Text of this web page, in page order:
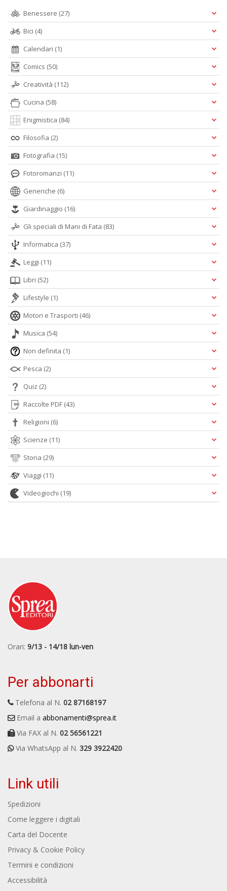
Benessere (27)
Bici (4)
Calendari (1)
Comics (50)
Creatività (112)
Cucina (58)
Enigmistica (84)
Filosofia (2)
Fotografia (15)
Fotoromanzi (11)
Generiche (6)
Giardinaggio (16)
Gli speciali di Mani di Fata (83)
Informatica (37)
Leggi (11)
Libri (52)
Lifestyle (1)
Motori e Trasporti (46)
Musica (54)
Non definita (1)
Pesca (2)
Quiz (2)
Raccolte PDF (43)
Religioni (6)
Scienze (11)
Storia (29)
Viaggi (11)
Videogiochi (19)
Orari: 9/13 - 14/18 lun-ven
Per abbonarti
Telefona al N. 02 87168197
Email a abbonamenti@sprea.it
Via FAX al N. 02 56561221
Via WhatsApp al N. 329 3922420
Link utili
Spedizioni
Come leggere i digitali
Carta del Docente
Privacy & Cookie Policy
Termini e condizioni
Accessibilità